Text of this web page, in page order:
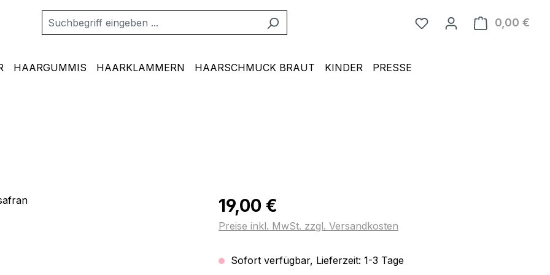
0,00 €
HAARGUMMIS HAARKLAMMERN HAARSCHMUCK BRAUT KINDER PRESSE
Regulärer Preis:
19,00 €
Preise inkl. MwSt. zzgl. Versandkosten
Sofort verfügbar, Lieferzeit: 1-3 Tage